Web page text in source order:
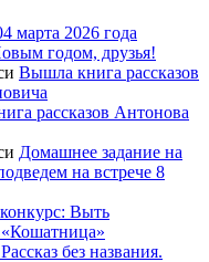
марта 2026 года
годом, друзья!
Вышла книга рассказов
рассказов Антонова
Домашнее задание на
на встрече 8
Выть
«Кошатница»
без названия.